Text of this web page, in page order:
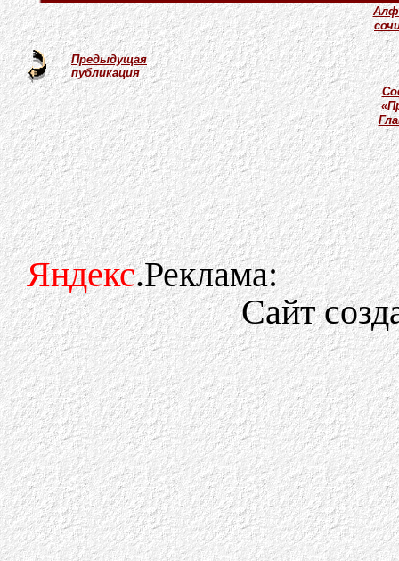
Предыдущая
публикация
Яндекс.Реклама:
Сайт